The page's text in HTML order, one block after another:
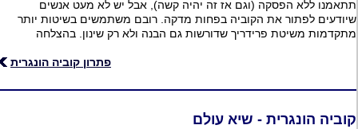
תתאמנו ללא הפסקה (וגם אז זה יהיה קשה), אבל יש לא מעט אנשים
שיודעים לפתור את הקוביה בפחות מדקה. רובם משתמשים בשיטות יותר
מתקדמות משיטת פרידריך שדורשות גם הבנה ולא רק שינון. בהצלחה
פתרון קוביה הונגרית
קוביה הונגרית - שיא עולם